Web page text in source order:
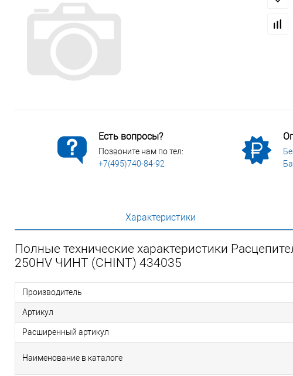
Электромонтажные изделия
Есть вопросы?
Позвоните нам по тел:
+7(495)740-84-92
Характеристики
Полные технические характеристики
250HV ЧИНТ (CHINT) 434035
Производитель
Артикул
Расширенный артикул
Наименование в каталоге